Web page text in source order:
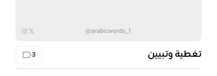
تغطية وتبيين 3